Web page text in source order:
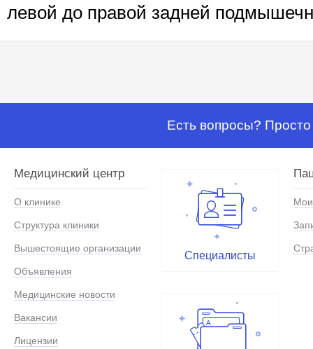
левой до правой задней
Есть вопросы?
Медицинский центр
О клинике
Структура клиники
Вышестоящие организации
Объявления
Медицинские новости
Вакансии
Лицензии
Специалисты